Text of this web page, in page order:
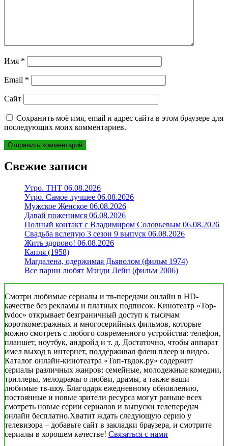
Имя *
Email *
Сайт
Сохранить моё имя, email и адрес сайта в этом браузере для
последующих моих комментариев.
Свежие записи
Утро. ТНТ 06.08.2026
Утро. Самое лучшее 06.08.2026
Мужское Женское 06.08.2026
Давай поженимся 06.08.2026
Полный контакт с Владимиром Соловьевым 06.08.2026
Свадьба вслепую 3 сезон 9 выпуск 06.08.2026
Жить здорово! 06.08.2026
Капля (1958)
Магдалена, одержимая Дьяволом (фильм 1974)
Все парни любят Мэнди Лейн (фильм 2006)
Смотри любимые сериалы и тв-передачи онлайн в HD-
качестве без рекламы и платных подписок. Кинотеатр «Top-
tvdoc» открывает безграничный доступ к тысячам
короткометражных и многосерийных фильмов, которые
можно смотреть с любого современного устройства: телефон,
планшет, ноутбук, андройд и т. д. Достаточно, чтобы аппарат
имел выход в интернет, поддерживал флеш плеер и видео.
Каталог онлайн-кинотеатра «Топ-твдок.ру» содержит
сериалы различных жанров: семейные, молодежные комедии,
триллеры, мелодрамы о любви, драмы, а также ваши
любимые тв-шоу. Благодаря ежедневному обновлению,
постоянные и новые зрители ресурса могут раньше всех
смотреть новые серии сериалов и выпуски телепередач
онлайн бесплатно.Хватит ждать следующую серию у
телевизора – добавьте сайт в закладки браузера, и смотрите
сериалы в хорошем качестве! Связаться с нами